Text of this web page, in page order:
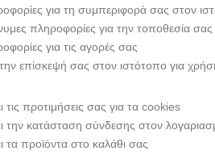
για τη συμπεριφορά σας στον
πληροφορίες για την τοποθεσία σας
για τις αγορές σας
επίσκεψή σας στον ιστότοπο για
προτιμήσεις σας για τα cookies
την κατάσταση σύνδεσης στον
τα προϊόντα στο καλάθι σας